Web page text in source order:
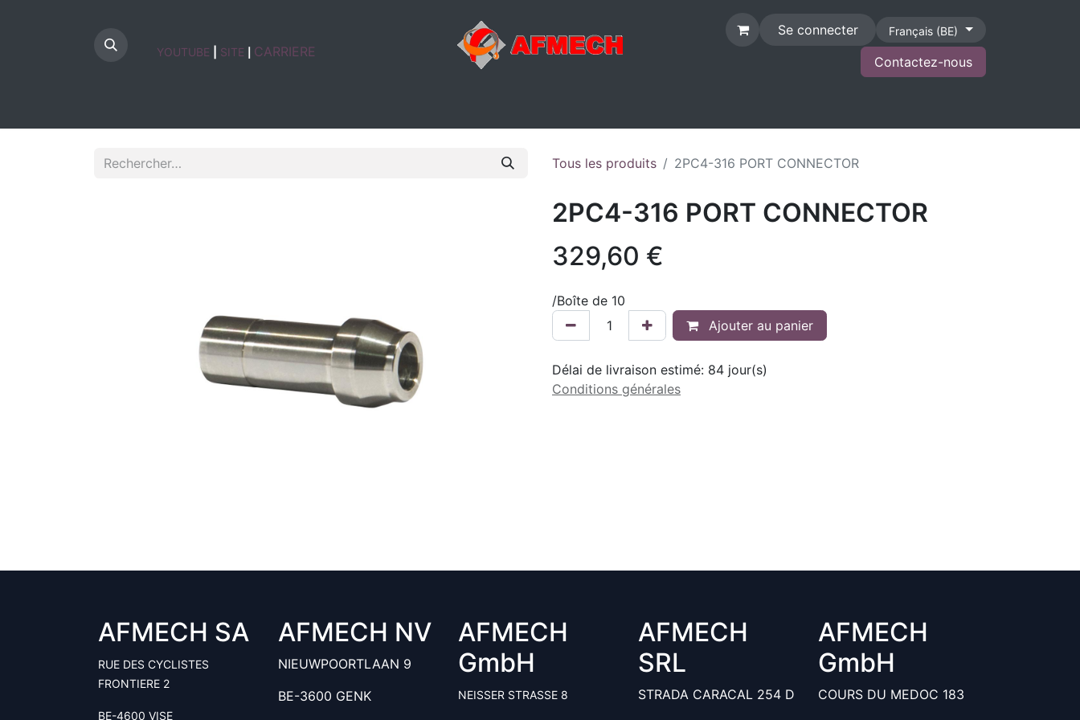
YOUTUBE SITE CARRIERE
Se connecter Français (BE)
Contactez-nous
Tous les produits 2PC4-316 PORT CONNECTOR
2PC4-316 PORT CONNECTOR
329,60 €
/Boîte de 10
Ajouter au panier
Délai de livraison estimé: 84 jour(s)
Conditions générales
AFMECH
GmbH
COURS DU MEDOC 183
AFMECH
SRL
STRADA CARACAL 254 D
AFMECH
GmbH
NEISSER STRASSE 8
AFMECH NV
NIEUWPOORTLAAN 9
BE-3600 GENK
AFMECH SA
RUE DES CYCLISTES
FRONTIERE 2
BE-4600 VISE